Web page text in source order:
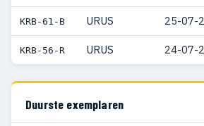
KRB-61-B URUS 25-07-
KRB-56-R URUS 24-07-
Duurste exemplaren